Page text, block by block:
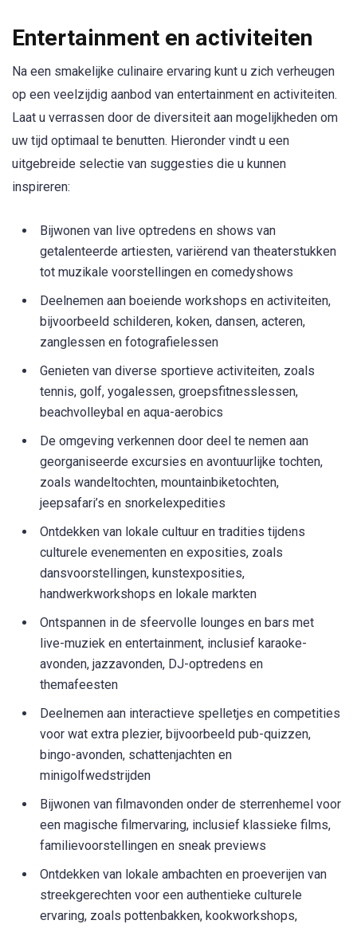
Entertainment en activiteiten
Na een smakelijke culinaire ervaring kunt u zich verheugen
op een veelzijdig aanbod van entertainment en activiteiten.
Laat u verrassen door de diversiteit aan mogelijkheden om
uw tijd optimaal te benutten. Hieronder vindt u een
uitgebreide selectie van suggesties die u kunnen
inspireren:
Bijwonen van live optredens en shows van
getalenteerde artiesten, variërend van theaterstukken
tot muzikale voorstellingen en comedyshows
Deelnemen aan boeiende workshops en activiteiten,
bijvoorbeeld schilderen, koken, dansen, acteren,
zanglessen en fotografielessen
Genieten van diverse sportieve activiteiten, zoals
tennis, golf, yogalessen, groepsfitnesslessen,
beachvolleybal en aqua-aerobics
De omgeving verkennen door deel te nemen aan
georganiseerde excursies en avontuurlijke tochten,
zoals wandeltochten, mountainbiketochten,
jeepsafari’s en snorkelexpedities
Ontdekken van lokale cultuur en tradities tijdens
culturele evenementen en exposities, zoals
dansvoorstellingen, kunstexposities,
handwerkworkshops en lokale markten
Ontspannen in de sfeervolle lounges en bars met
live-muziek en entertainment, inclusief karaoke-
avonden, jazzavonden, DJ-optredens en
themafeesten
Deelnemen aan interactieve spelletjes en competities
voor wat extra plezier, bijvoorbeeld pub-quizzen,
bingo-avonden, schattenjachten en
minigolfwedstrijden
Bijwonen van filmavonden onder de sterrenhemel voor
een magische filmervaring, inclusief klassieke films,
familievoorstellingen en sneak previews
Ontdekken van lokale ambachten en proeverijen van
streekgerechten voor een authentieke culturele
ervaring, zoals pottenbakken, kookworkshops,